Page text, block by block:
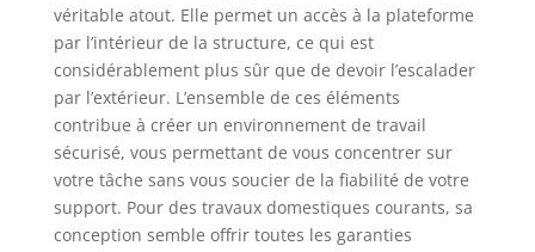
véritable atout. Elle permet un accès à la plateforme
par l’intérieur de la structure, ce qui est
considérablement plus sûr que de devoir l’escalader
par l’extérieur. L’ensemble de ces éléments
contribue à créer un environnement de travail
sécurisé, vous permettant de vous concentrer sur
votre tâche sans vous soucier de la fiabilité de votre
support. Pour des travaux domestiques courants, sa
conception semble offrir toutes les garanties